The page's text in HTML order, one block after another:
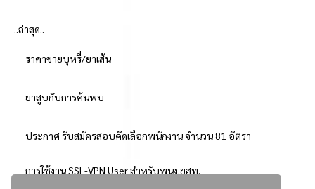
..ล่าสุด..
ราคาขายบุหรี่/ยาเส้น
ยาสูบกับการค้นพบ
ประกาศ รับสมัครสอบคัดเลือกพนักงาน จำนวน 81 อัตรา
การใช้งาน SSL-VPN User สำหรับพนง.ยสท.